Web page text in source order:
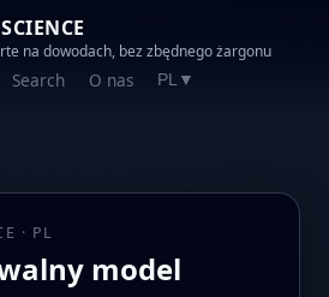
na dowodach, bez zbędnego żargonu
Search O nas PL▼
· PL
model